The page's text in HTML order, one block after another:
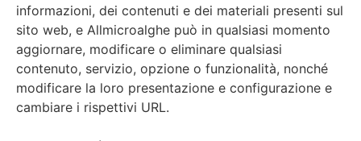
informazioni, dei contenuti e dei materiali presenti sul
sito web, e Allmicroalghe può in qualsiasi momento
aggiornare, modificare o eliminare qualsiasi
contenuto, servizio, opzione o funzionalità, nonché
modificare la loro presentazione e configurazione e
cambiare i rispettivi URL.